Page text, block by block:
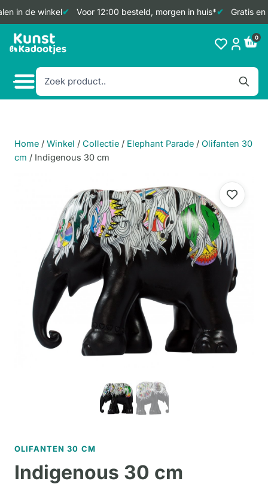
in de winkel Voor 12:00 besteld, morgen in huis* Gratis en
Doorgaan
naar
0
Home / Winkel / Collectie / Elephant Parade / Olifanten 30
cm / Indigenous 30 cm
OLIFANTEN 30 CM
Indigenous 30 cm